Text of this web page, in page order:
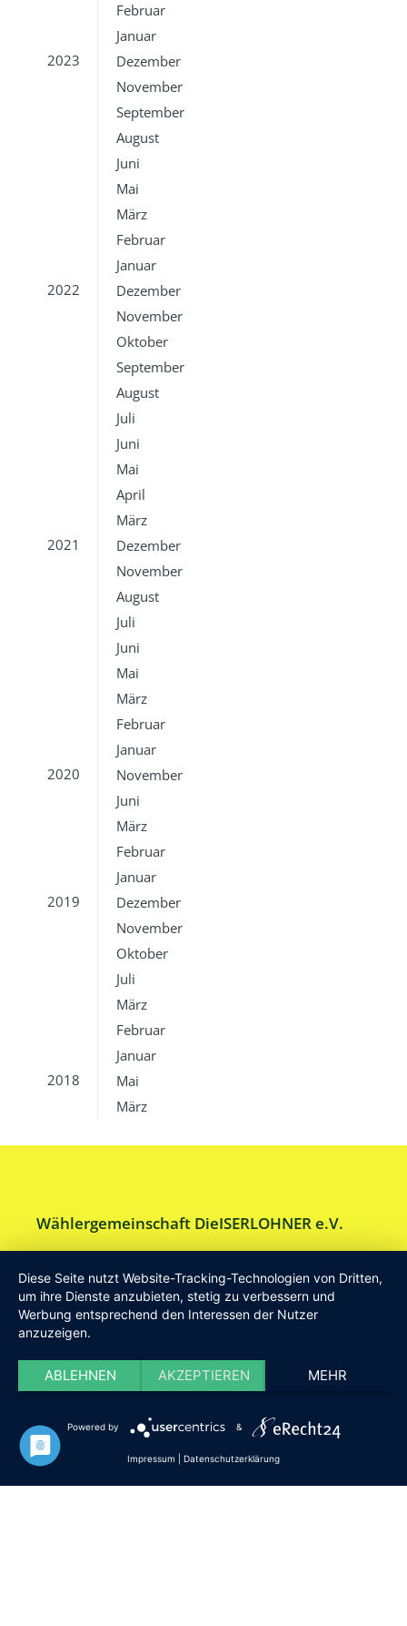
Februar
Januar
2023
Dezember
November
September
August
Juni
Mai
März
Februar
Januar
2022
Dezember
November
Oktober
September
August
Juli
Juni
Mai
April
März
2021
Dezember
November
August
Juli
Juni
Mai
März
Februar
Januar
2020
November
Juni
März
Februar
Januar
2019
Dezember
November
Oktober
Juli
März
Februar
Januar
2018
Mai
März
Wählergemeinschaft DieISERLOHNER e.V.
Am Drillenbusch 11 - 58638 Iserlohn
Tel:Geschäftsstelle 02371-9748599
E-Mail:info [at] DieISERLOHNER.de
Website:
Haftung
Datenschutz Satzung Impressum
Diese Seite nutzt Website-Tracking-Technologien von Dritten,
um ihre Dienste anzubieten, stetig zu verbessern und
Werbung entsprechend den Interessen der Nutzer
anzuzeigen.
ABLEHNEN AKZEPTIEREN MEHR
Powered by &
Impressum Datenschutzerklärung